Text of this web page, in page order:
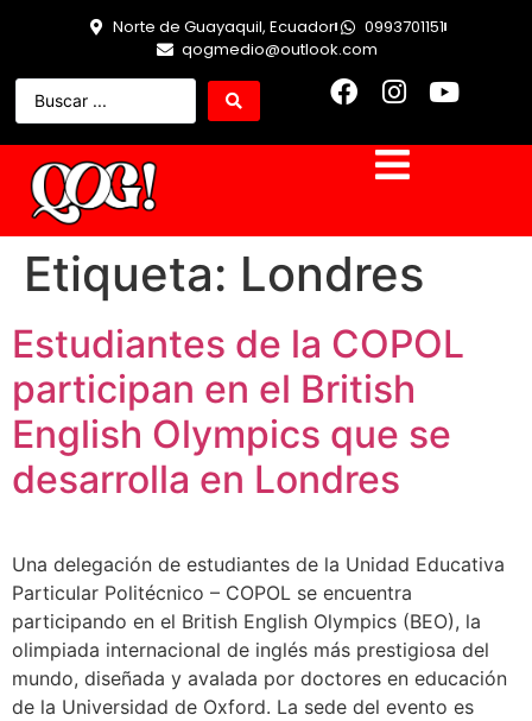
Norte de Guayaquil, Ecuador
0993701151
qogmedio@outlook.com
Etiqueta: Londres
Estudiantes de la COPOL
participan en el British
English Olympics que se
desarrolla en Londres
Una delegación de estudiantes de la Unidad Educativa
Particular Politécnico – COPOL se encuentra
participando en el British English Olympics (BEO), la
olimpiada internacional de inglés más prestigiosa del
mundo, diseñada y avalada por doctores en educación
de la Universidad de Oxford. La sede del evento es